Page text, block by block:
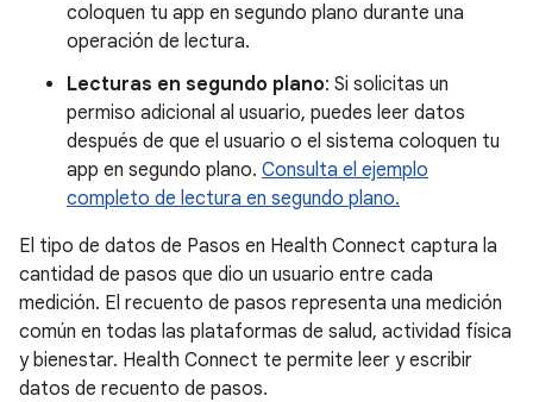
coloquen tu app en segundo plano durante una
operación de lectura.
Lecturas en segundo plano: Si solicitas un
permiso adicional al usuario, puedes leer datos
después de que el usuario o el sistema coloquen tu
app en segundo plano. Consulta el ejemplo
completo de lectura en segundo plano.
El tipo de datos de Pasos en Health Connect captura la
cantidad de pasos que dio un usuario entre cada
medición. El recuento de pasos representa una medición
común en todas las plataformas de salud, actividad física
y bienestar. Health Connect te permite leer y escribir
datos de recuento de pasos.